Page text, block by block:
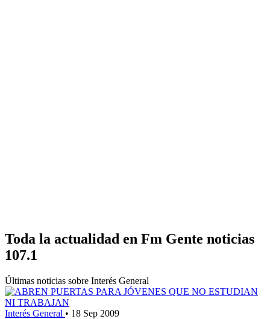
Toda la actualidad en Fm Gente noticias
107.1
Últimas noticias sobre Interés General
Interés General • 18 Sep 2009